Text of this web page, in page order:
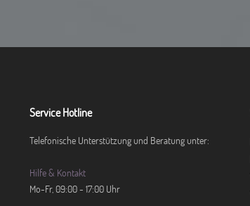
Service Hotline
Telefonische Unterstützung und Beratung unter:
Hilfe & Kontakt
Mo-Fr, 09:00 - 17:00 Uhr